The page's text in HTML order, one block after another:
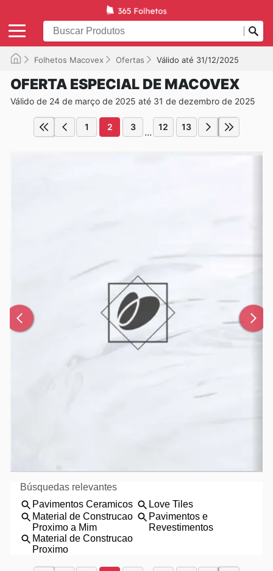
Folhetos Macovex Ofertas Válido até 31/12/2025
OFERTA ESPECIAL DE MACOVEX
Válido de 24 de março de 2025 até 31 de dezembro de 2025
1 2 3 ... 12 13